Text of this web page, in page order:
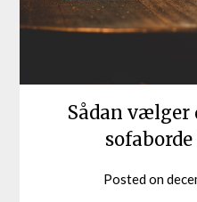
Sådan vælger
Posted on